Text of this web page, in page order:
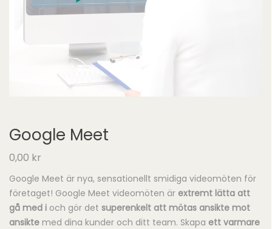
Google Meet
0,00 kr
Google Meet är nya, sensationellt smidiga videomöten för
företaget! Google Meet videomöten är extremt lätta att
gå med i och gör det superenkelt att mötas ansikte mot
ansikte med dina kunder och ditt team. Skapa ett varmare